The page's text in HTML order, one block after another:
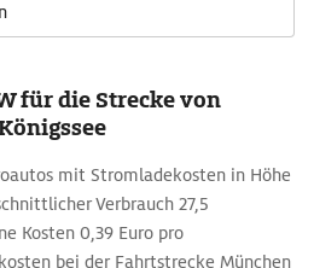
für die Strecke von
mit Stromladekosten in Höhe
Verbrauch 27,5
Kosten 0,39 Euro pro
bei der Fahrtstrecke München